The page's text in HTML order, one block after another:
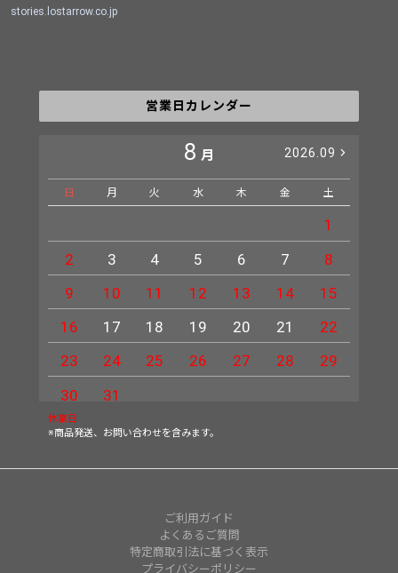
stories.lostarrow.co.jp
営業日カレンダー
8 月 2026.09
日 月 火 水 木 金 土
1
2
3 4 5 6 7
8
9
10 11 12 13 14
15
16
17 18 19 20 21
22
23
24 25 26 27 28
29
30
31
休業日
※商品発送、お問い合わせを含みます。
ご利用ガイド
よくあるご質問
特定商取引法に基づく表示
プライバシーポリシー